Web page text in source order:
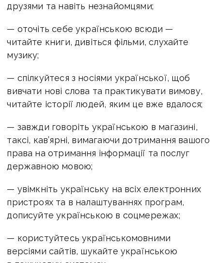
друзями та навіть незнайомцями;
— оточіть себе українською всюди —
читайте книги, дивіться фільми, слухайте
музику;
— спілкуйтеся з носіями української, щоб
вивчати нові слова та практикувати вимову,
читайте історії людей, яким це вже вдалося;
— завжди говоріть українською в магазині,
таксі, кав’ярні, вимагаючи дотримання вашого
права на отримання інформації та послуг
державною мовою;
— увімкніть українську на всіх електронних
пристроях та в налаштуваннях програм,
дописуйте українською в соцмережах;
— користуйтесь українськомовними
версіями сайтів, шукайте українською